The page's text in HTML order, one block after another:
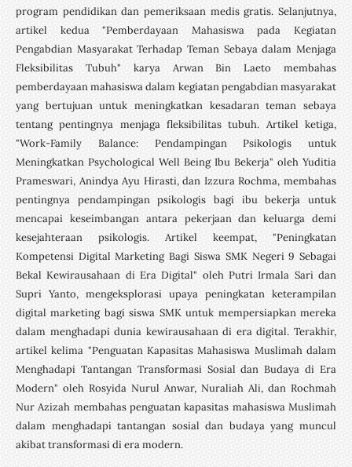
program pendidikan dan pemeriksaan medis gratis. Selanjutnya,
artikel kedua "Pemberdayaan Mahasiswa pada Kegiatan
Pengabdian Masyarakat Terhadap Teman Sebaya dalam Menjaga
Fleksibilitas Tubuh" karya Arwan Bin Laeto membahas
pemberdayaan mahasiswa dalam kegiatan pengabdian masyarakat
yang bertujuan untuk meningkatkan kesadaran teman sebaya
tentang pentingnya menjaga fleksibilitas tubuh. Artikel ketiga,
"Work-Family Balance: Pendampingan Psikologis untuk
Meningkatkan Psychological Well Being Ibu Bekerja" oleh Yuditia
Prameswari, Anindya Ayu Hirasti, dan Izzura Rochma, membahas
pentingnya pendampingan psikologis bagi ibu bekerja untuk
mencapai keseimbangan antara pekerjaan dan keluarga demi
kesejahteraan psikologis. Artikel keempat, "Peningkatan
Kompetensi Digital Marketing Bagi Siswa SMK Negeri 9 Sebagai
Bekal Kewirausahaan di Era Digital" oleh Putri Irmala Sari dan
Supri Yanto, mengeksplorasi upaya peningkatan keterampilan
digital marketing bagi siswa SMK untuk mempersiapkan mereka
dalam menghadapi dunia kewirausahaan di era digital. Terakhir,
artikel kelima "Penguatan Kapasitas Mahasiswa Muslimah dalam
Menghadapi Tantangan Transformasi Sosial dan Budaya di Era
Modern" oleh Rosyida Nurul Anwar, Nuraliah Ali, dan Rochmah
Nur Azizah membahas penguatan kapasitas mahasiswa Muslimah
dalam menghadapi tantangan sosial dan budaya yang muncul
akibat transformasi di era modern.